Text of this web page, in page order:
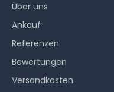
Über uns
Ankauf
Referenzen
Bewertungen
Versandkosten